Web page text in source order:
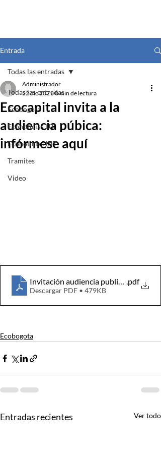
Entrada
Todas las entradas
Ecobogota
Econoticias UT
Econoticias INT
Tramites
Video
Todas las entradas
Ecocapital invita a la
audiencia púbica:
infórmese aquí
Administrador
22 dic 2021 0 min de lectura
Invitación audiencia publica 2021
.pdf
Descargar PDF • 479KB
Ecobogota
Entradas recientes Ver todo